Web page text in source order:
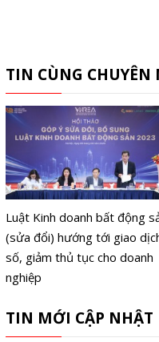
TIN CÙNG CHUYÊN
Luật Kinh doanh bất động
(sửa đổi) hướng tới giao
số, giảm thủ tục cho doanh
nghiệp
TIN MỚI CẬP NHẬT